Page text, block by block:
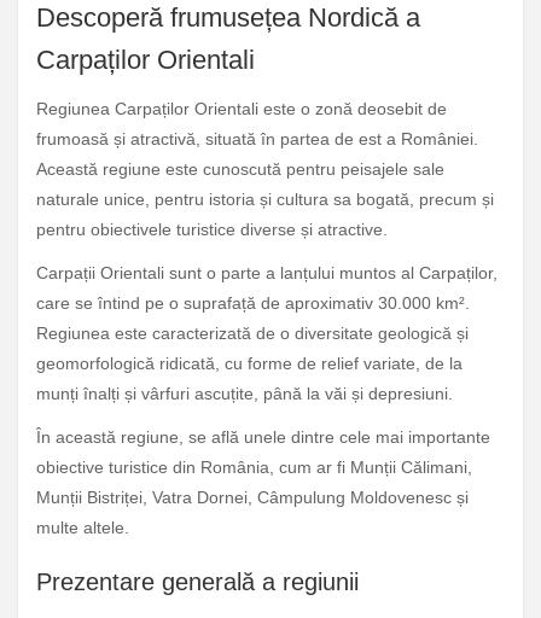
Descoperă frumusețea Nordică a
Carpaților Orientali
Regiunea Carpaților Orientali este o zonă deosebit de
frumoasă și atractivă, situată în partea de est a României.
Această regiune este cunoscută pentru peisajele sale
naturale unice, pentru istoria și cultura sa bogată, precum și
pentru obiectivele turistice diverse și atractive.
Carpații Orientali sunt o parte a lanțului muntos al Carpaților,
care se întind pe o suprafață de aproximativ 30.000 km².
Regiunea este caracterizată de o diversitate geologică și
geomorfologică ridicată, cu forme de relief variate, de la
munți înalți și vârfuri ascuțite, până la văi și depresiuni.
În această regiune, se află unele dintre cele mai importante
obiective turistice din România, cum ar fi Munții Călimani,
Munții Bistriței, Vatra Dornei, Câmpulung Moldovenesc și
multe altele.
Prezentare generală a regiunii